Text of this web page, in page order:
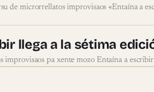
de microrrellatos improvisaos «Entaína a
llega a la sétima
improvisaos pa xente mozo Entaína a